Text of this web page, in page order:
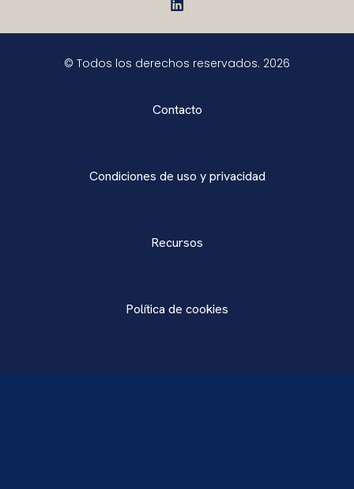
© Todos los derechos reservados. 2026
Contacto
Condiciones de uso y privacidad
Recursos
Política de cookies